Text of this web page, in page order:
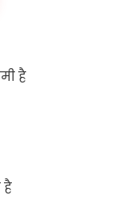
है
है